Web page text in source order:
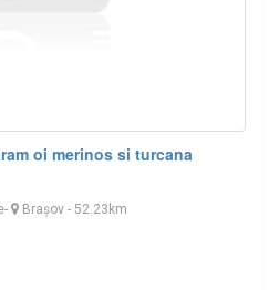
oi merinos si turcana
- Braşov- 52.23km